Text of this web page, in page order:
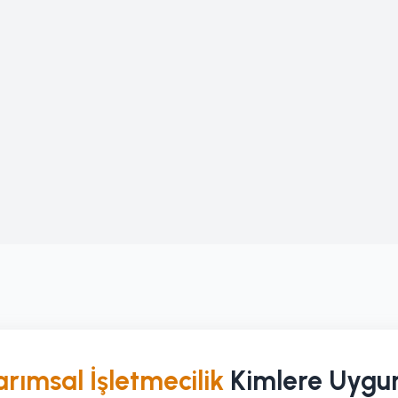
İşletmecilik Kimlere